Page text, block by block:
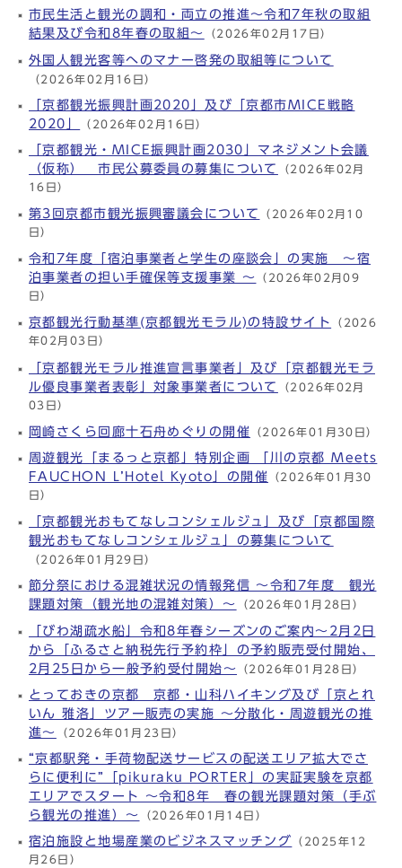
市民生活と観光の調和・両立の推進〜令和7年秋の取組
結果及び令和8年春の取組〜
（2026年02月17日）
外国人観光客等へのマナー啓発の取組等について
（2026年02月16日）
「京都観光振興計画2020」及び「京都市MICE戦略
2020」
（2026年02月16日）
「京都観光・MICE振興計画2030」マネジメント会議
（仮称） 市民公募委員の募集について
（2026年02月
16日）
第3回京都市観光振興審議会について
（2026年02月10
日）
令和7年度「宿泊事業者と学生の座談会」の実施 ～宿
泊事業者の担い手確保等支援事業 ～
（2026年02月09
日）
京都観光行動基準(京都観光モラル)の特設サイト
（2026
年02月03日）
「京都観光モラル推進宣言事業者」及び「京都観光モラ
ル優良事業者表彰」対象事業者について
（2026年02月
03日）
岡崎さくら回廊十石舟めぐりの開催 （2026年01月30日）
周遊観光「まるっと京都」特別企画 「川の京都 Meets
FAUCHON L’Hotel Kyoto」の開催 （2026年01月30
日）
「京都観光おもてなしコンシェルジュ」及び「京都国際
観光おもてなしコンシェルジュ」の募集について
（2026年01月29日）
節分祭における混雑状況の情報発信 ～令和7年度 観光
課題対策（観光地の混雑対策）～
（2026年01月28日）
「びわ湖疏水船」令和8年春シーズンのご案内～2月2日
から「ふるさと納税先行予約枠」の予約販売受付開始、
2月25日から一般予約受付開始～
（2026年01月28日）
とっておきの京都 京都・山科ハイキング及び「京とれ
いん 雅洛」ツアー販売の実施 ～分散化・周遊観光の推
進～
（2026年01月23日）
“京都駅発・手荷物配送サービスの配送エリア拡大でさ
らに便利に”「pikuraku PORTER」の実証実験を京都
エリアでスタート ～令和8年 春の観光課題対策（手ぶ
ら観光の推進）～
（2026年01月14日）
宿泊施設と地場産業のビジネスマッチング （2025年12
月26日）